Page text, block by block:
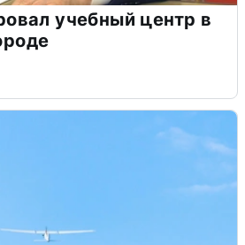
учебный центр в